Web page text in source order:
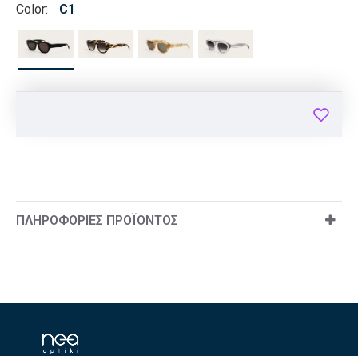
Color: C1
ΠΛΗΡΟΦΟΡΊΕΣ ΠΡΟΪΌΝΤΟΣ